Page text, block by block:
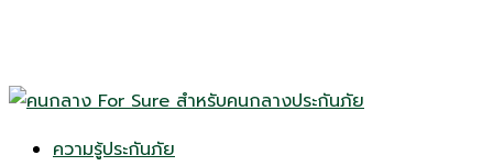
ความรู้ประกันภัย